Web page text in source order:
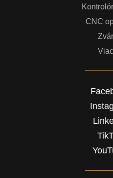
CNC